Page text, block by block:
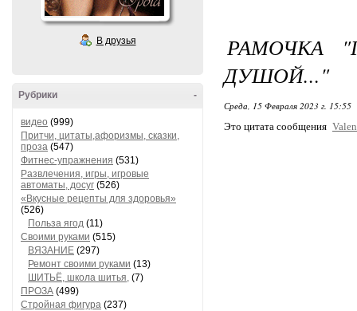
В друзья
-
Рубрики
видео (999)
Притчи, цитаты,афоризмы, сказки,
проза (547)
Фитнес-упражнения (531)
Развлечения, игры, игровые
автоматы, досуг (526)
«Вкусные рецепты для здоровья»
(526)
Польза ягод (11)
Своими руками (515)
ВЯЗАНИЕ (297)
Ремонт своими руками (13)
ШИТЬЁ, школа шитья, (7)
ПРОЗА (499)
Стройная фигура (237)
РАМОЧКА
ДУШОЙ..."
Среда, 15 Февраля 2023 г. 15:55
Это цитата сообщения